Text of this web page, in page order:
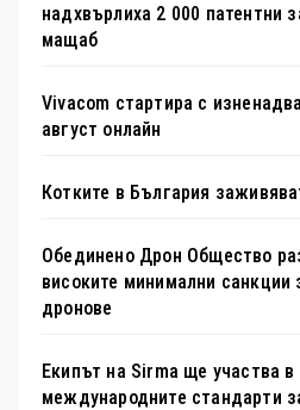
надхвърлиха 2 000 патентни
мащаб
Vivacom стартира с
август онлайн
Котките в България
Обединено Дрон Общество
високите минимални санкции
дронове
Екипът на Sirma ще участва
международните стандарти